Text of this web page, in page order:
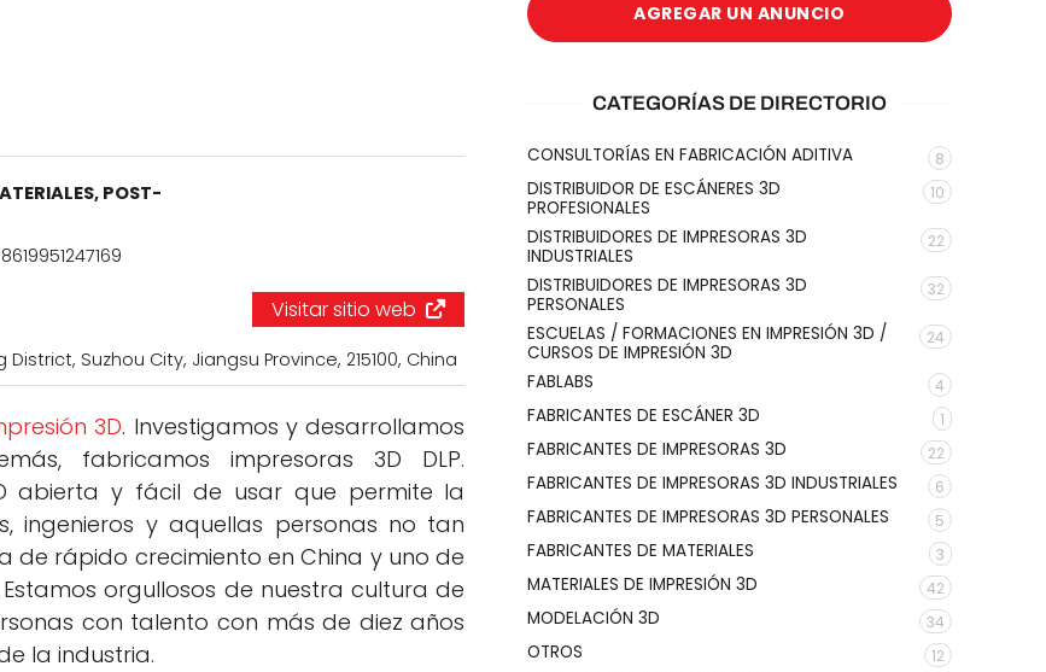
Materiales 3D
Negocios
Softwares 3D
Impresión 3D en Barcelona
, POST-
Visitar sitio web
Suzhou City, Jiangsu Province, 215100, China
3D. Investigamos y desarrollamos
fabricamos impresoras 3D DLP.
abierta y fácil de usar que permite la
ingenieros y aquellas personas no tan
de rápido crecimiento en China y uno de
orgullosos de nuestra cultura de
con talento con más de diez años
la industria.
AGREGAR UN ANUNCIO
CATEGORÍAS DE DIRECTORIO
CONSULTORÍAS EN FABRICACIÓN ADITIVA 8
DISTRIBUIDOR DE ESCÁNERES 3D
PROFESIONALES
10
DISTRIBUIDORES DE IMPRESORAS 3D
INDUSTRIALES
22
DISTRIBUIDORES DE IMPRESORAS 3D
PERSONALES
32
ESCUELAS / FORMACIONES EN IMPRESIÓN 3D /
CURSOS DE IMPRESIÓN 3D
24
FABLABS 4
FABRICANTES DE ESCÁNER 3D 1
FABRICANTES DE IMPRESORAS 3D 22
FABRICANTES DE IMPRESORAS 3D INDUSTRIALES 6
FABRICANTES DE IMPRESORAS 3D PERSONALES 5
FABRICANTES DE MATERIALES 3
MATERIALES DE IMPRESIÓN 3D 42
MODELACIÓN 3D 34
OTROS 12